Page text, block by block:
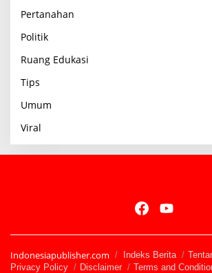
Pertanahan
Politik
Ruang Edukasi
Tips
Umum
Viral
Indonesiapublisher.com Indeks Berita
Privacy Policy
Disclaimer Terms and